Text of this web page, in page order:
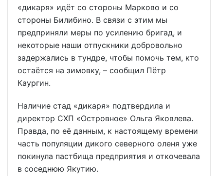
«дикаря» идёт со стороны Марково и со
стороны Билибино. В связи с этим мы
предприняли меры по усилению бригад, и
некоторые наши отпускники добровольно
задержались в тундре, чтобы помочь тем, кто
остаётся на зимовку, – сообщил Пётр
Каургин.
Наличие стад «дикаря» подтвердила и
директор СХП «Островное» Ольга Яковлева.
Правда, по её данным, к настоящему времени
часть популяции дикого северного оленя уже
покинула пастбища предприятия и откочевала
в соседнюю Якутию.